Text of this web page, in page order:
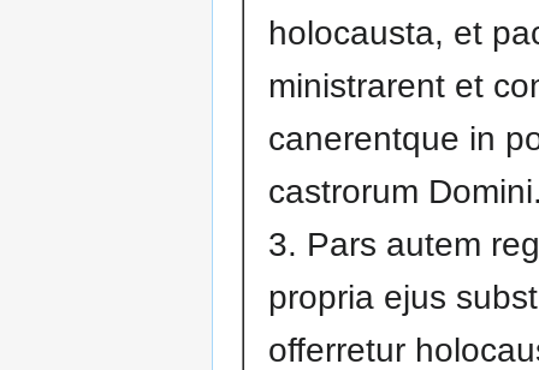
holocausta, et
ministrarent et
canerentque in
castrorum
3. Pars autem
propria ejus
offerretur